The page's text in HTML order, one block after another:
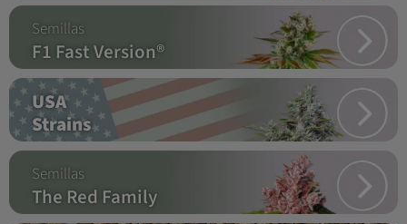
Semillas
F1 Fast Version®
USA
Strains
Semillas
The Red Family